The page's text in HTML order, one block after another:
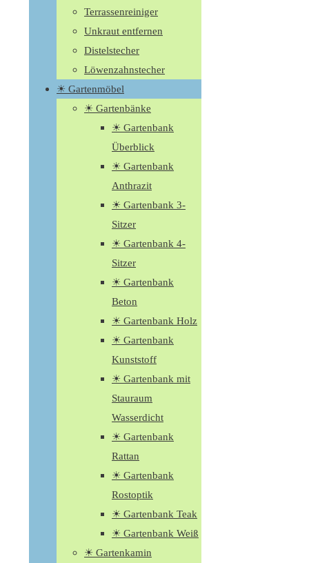
Terrassenreiniger
Unkraut entfernen
Distelstecher
Löwenzahnstecher
☀ Gartenmöbel
☀ Gartenbänke
☀ Gartenbank
Überblick
☀ Gartenbank
Anthrazit
☀ Gartenbank 3-
Sitzer
☀ Gartenbank 4-
Sitzer
☀ Gartenbank
Beton
☀ Gartenbank Holz
☀ Gartenbank
Kunststoff
☀ Gartenbank mit
Stauraum
Wasserdicht
☀ Gartenbank
Rattan
☀ Gartenbank
Rostoptik
☀ Gartenbank Teak
☀ Gartenbank Weiß
☀ Gartenkamin